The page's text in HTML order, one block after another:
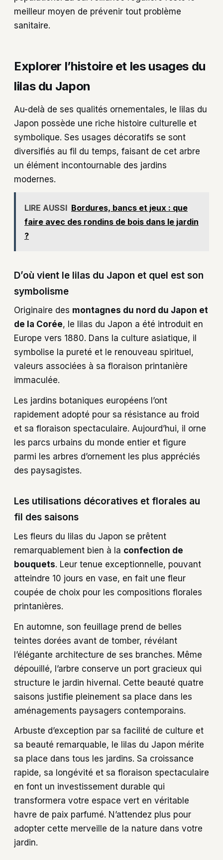
meilleur moyen de prévenir tout problème
sanitaire.
Explorer l’histoire et les usages du
lilas du Japon
Au-delà de ses qualités ornementales, le lilas du
Japon possède une riche histoire culturelle et
symbolique. Ses usages décoratifs se sont
diversifiés au fil du temps, faisant de cet arbre
un élément incontournable des jardins
modernes.
LIRE AUSSI Bordures, bancs et jeux : que
faire avec des rondins de bois dans le jardin
?
D’où vient le lilas du Japon et quel est son
symbolisme
Originaire des montagnes du nord du Japon et
de la Corée, le lilas du Japon a été introduit en
Europe vers 1880. Dans la culture asiatique, il
symbolise la pureté et le renouveau spirituel,
valeurs associées à sa floraison printanière
immaculée.
Les jardins botaniques européens l’ont
rapidement adopté pour sa résistance au froid
et sa floraison spectaculaire. Aujourd’hui, il orne
les parcs urbains du monde entier et figure
parmi les arbres d’ornement les plus appréciés
des paysagistes.
Les utilisations décoratives et florales au
fil des saisons
Les fleurs du lilas du Japon se prêtent
remarquablement bien à la confection de
bouquets. Leur tenue exceptionnelle, pouvant
atteindre 10 jours en vase, en fait une fleur
coupée de choix pour les compositions florales
printanières.
En automne, son feuillage prend de belles
teintes dorées avant de tomber, révélant
l’élégante architecture de ses branches. Même
dépouillé, l’arbre conserve un port gracieux qui
structure le jardin hivernal. Cette beauté quatre
saisons justifie pleinement sa place dans les
aménagements paysagers contemporains.
Arbuste d’exception par sa facilité de culture et
sa beauté remarquable, le lilas du Japon mérite
sa place dans tous les jardins. Sa croissance
rapide, sa longévité et sa floraison spectaculaire
en font un investissement durable qui
transformera votre espace vert en véritable
havre de paix parfumé. N’attendez plus pour
adopter cette merveille de la nature dans votre
jardin.